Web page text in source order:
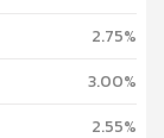
2.75%
3.00%
2.55%